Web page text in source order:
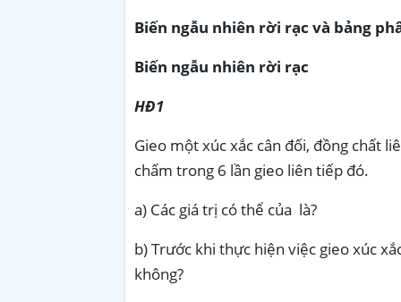
Biến ngẫu nhiên rời rạc và bảng
Biến ngẫu nhiên rời rạc
HĐ1
Gieo một xúc xắc cân đối, đồng chất
chấm trong 6 lần gieo liên tiếp đó.
a) Các giá trị có thể của là?
b) Trước khi thực hiện việc gieo xúc
không?